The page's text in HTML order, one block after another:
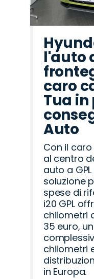
l'auto
caro
Tua
Auto
Con il
al centro
auto a
soluzione
spese di
i20 GPL
chilometri
35 euro,
chilometri
in Europa.